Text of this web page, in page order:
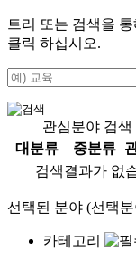
트리 또는 검색을
클릭 하십시오.
관심분야 검색
대분류
중분류
검색결과가 없
선택된 분야 (선택
카테고리